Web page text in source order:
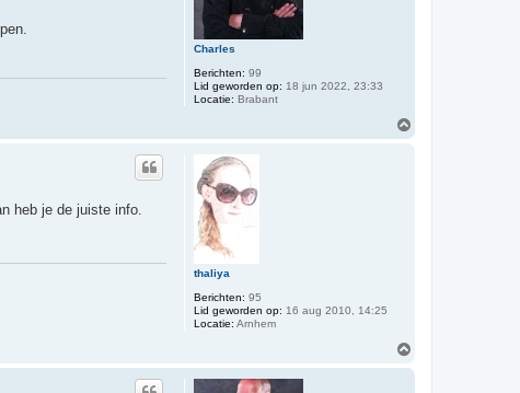
Charles
Berichten: 99
Lid geworden op: 18 jun 2022, 23:33
Locatie: Brabant
thaliya
Berichten: 95
Lid geworden op: 16 aug 2010, 14:25
Locatie: Arnhem
heb je de juiste info.